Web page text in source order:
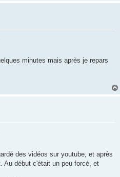
minutes mais après je repars
des vidéos sur youtube, et après
Au début c'était un peu forcé, et